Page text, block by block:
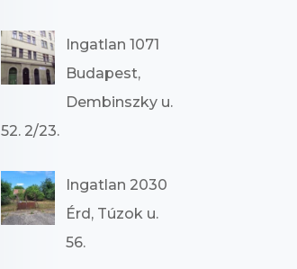
Ingatlan 1071
Budapest,
Dembinszky u.
52. 2/23.
Ingatlan 2030
Érd, Túzok u.
56.